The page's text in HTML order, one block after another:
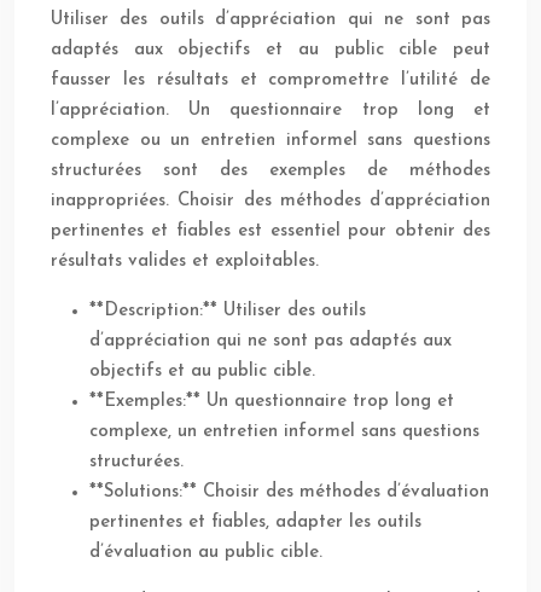
Utiliser des outils d’appréciation qui ne sont pas
adaptés aux objectifs et au public cible peut
fausser les résultats et compromettre l’utilité de
l’appréciation. Un questionnaire trop long et
complexe ou un entretien informel sans questions
structurées sont des exemples de méthodes
inappropriées. Choisir des méthodes d’appréciation
pertinentes et fiables est essentiel pour obtenir des
résultats valides et exploitables.
**Description:** Utiliser des outils
d’appréciation qui ne sont pas adaptés aux
objectifs et au public cible.
**Exemples:** Un questionnaire trop long et
complexe, un entretien informel sans questions
structurées.
**Solutions:** Choisir des méthodes d’évaluation
pertinentes et fiables, adapter les outils
d’évaluation au public cible.